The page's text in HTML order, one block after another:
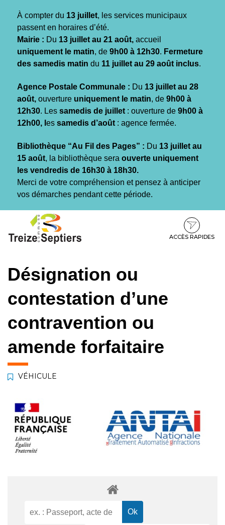
À compter du 13 juillet, les services municipaux
passent en horaires d’été.
Mairie : Du 13 juillet au 21 août, accueil
uniquement le matin, de 9h00 à 12h30. Fermeture
des samedis matin du 11 juillet au 29 août inclus.
Agence Postale Communale : Du 13 juillet au 28
août, ouverture uniquement le matin, de 9h00 à
12h30. Les samedis de juillet : ouverture de 9h00 à
12h00, l es samedis d’août : agence fermée.
Bibliothèque “Au Fil des Pages” : Du 13 juillet au
15 août, la bibliothèque sera ouverte uniquement
les vendredis de 16h30 à 18h30.
Merci de votre compréhension et pensez à anticiper
vos démarches pendant cette période.
contenu
pied
ACCÈS RAPIDES
Désignation ou
contestation d’une
contravention ou
amende forfaitaire
VÉHICULE